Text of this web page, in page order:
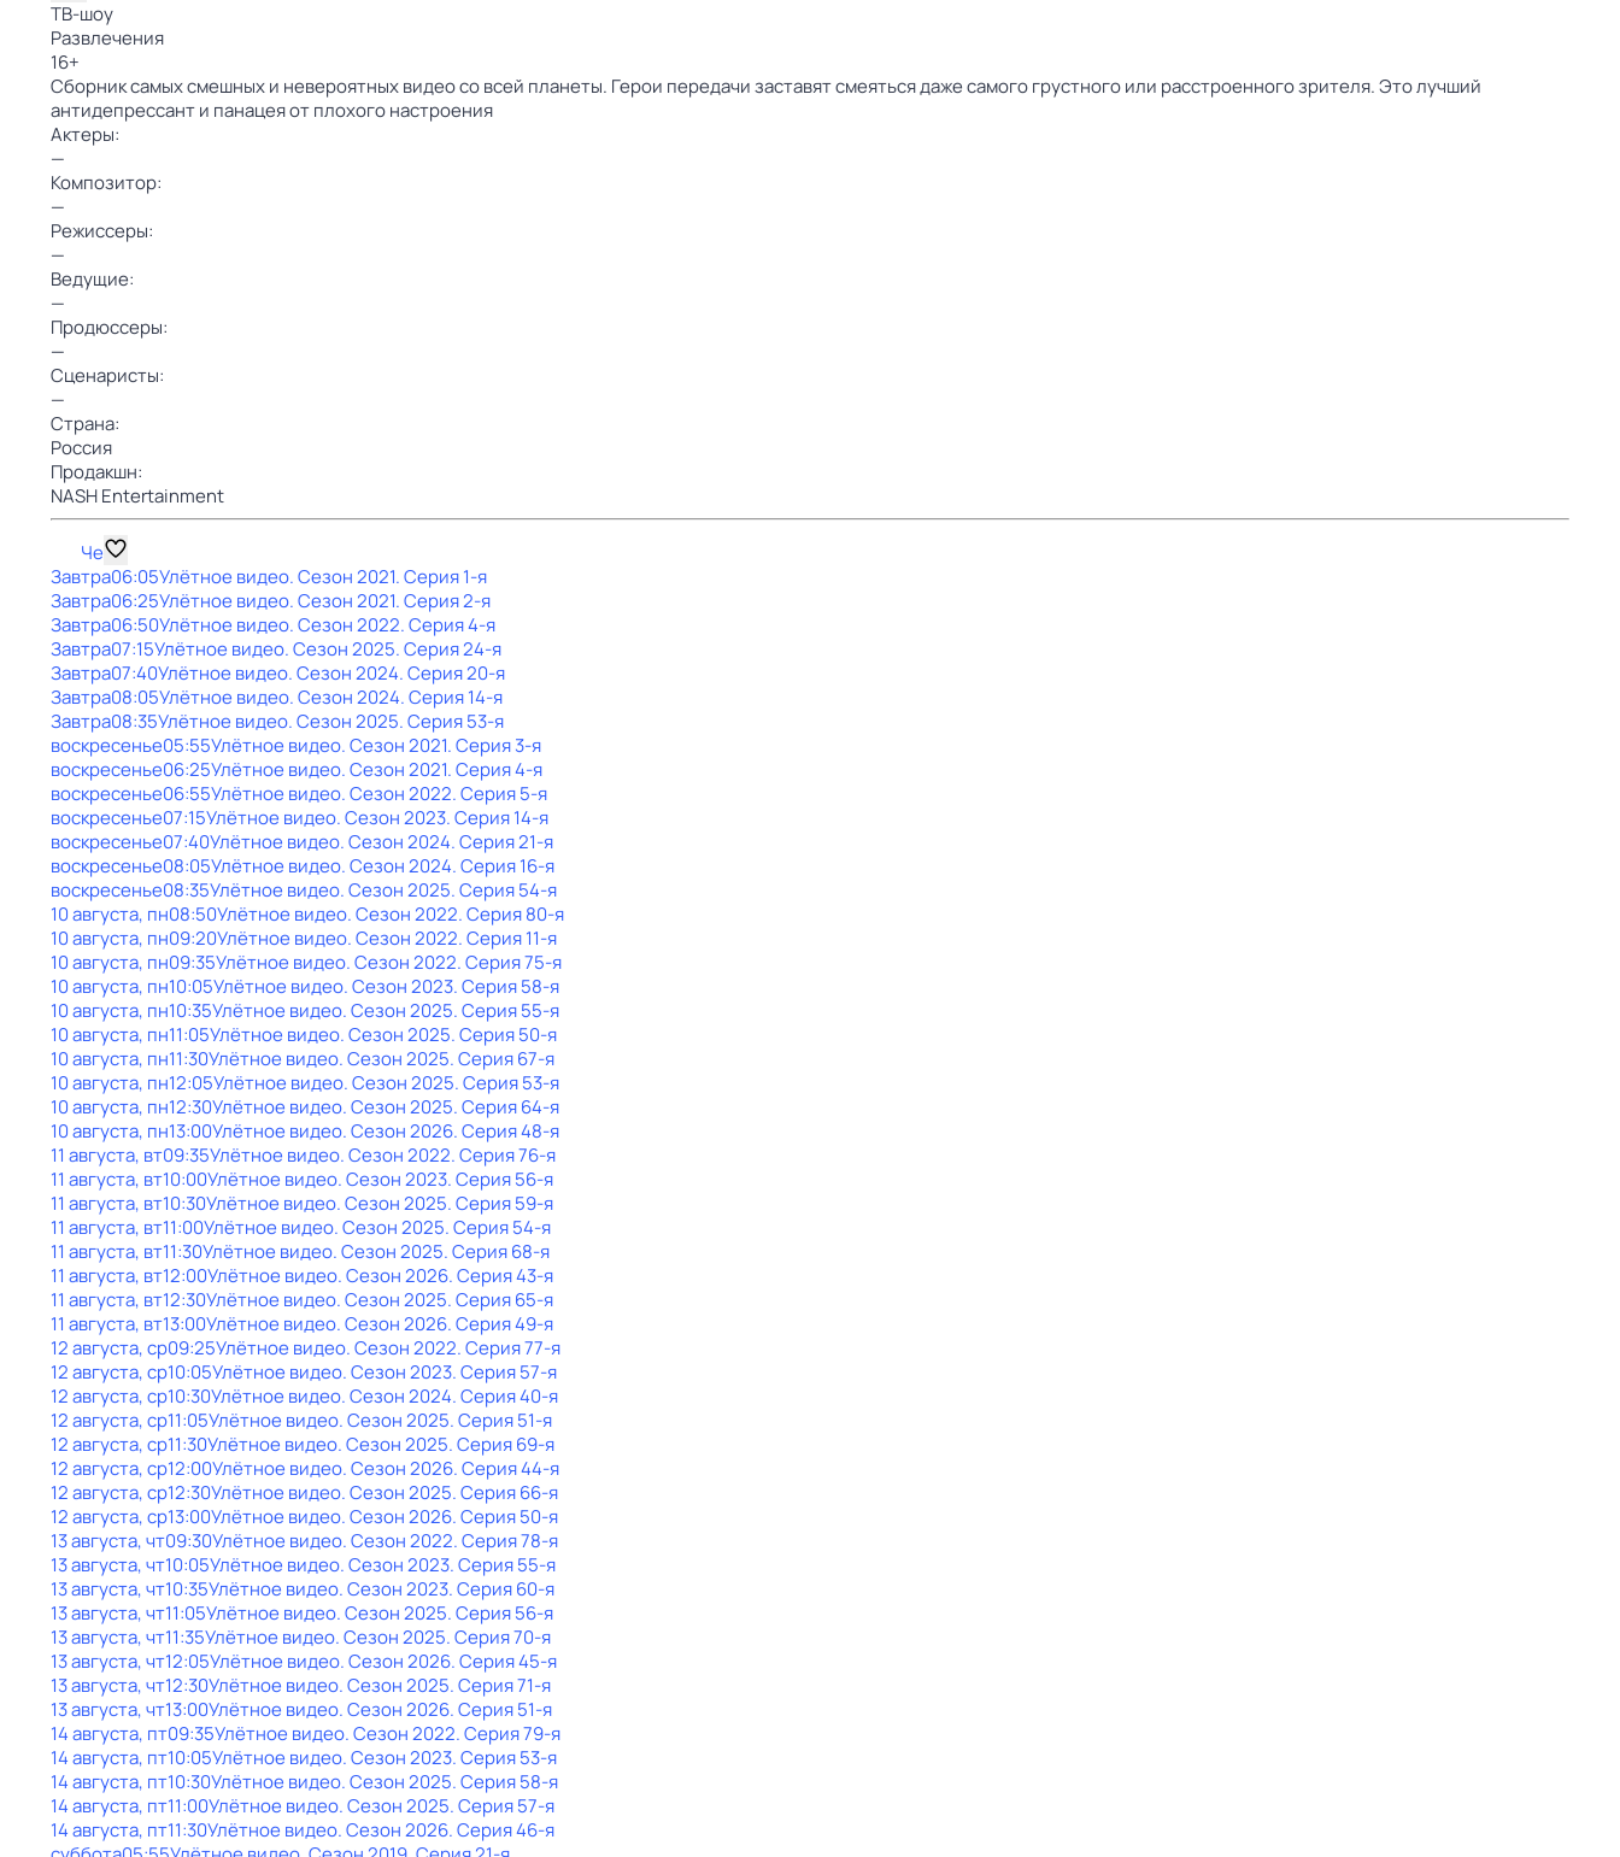
ТВ-шоу
Развлечения
16+
Сборник самых смешных и невероятных видео со всей планеты. Герои передачи заставят смеяться даже самого грустного или расстроенного зрителя. Это лучший
антидепрессант и панацея от плохого настроения
Актеры:
—
Композитор:
—
Режиссеры:
—
Ведущие:
—
Продюссеры:
—
Сценаристы:
—
Страна:
Россия
Продакшн:
NASH Entertainment
Че
Завтра06:05Улётное видео. Сезон 2021. Серия 1-я
Завтра06:25Улётное видео. Сезон 2021. Серия 2-я
Завтра06:50Улётное видео. Сезон 2022. Серия 4-я
Завтра07:15Улётное видео. Сезон 2025. Серия 24-я
Завтра07:40Улётное видео. Сезон 2024. Серия 20-я
Завтра08:05Улётное видео. Сезон 2024. Серия 14-я
Завтра08:35Улётное видео. Сезон 2025. Серия 53-я
воскресенье05:55Улётное видео. Сезон 2021. Серия 3-я
воскресенье06:25Улётное видео. Сезон 2021. Серия 4-я
воскресенье06:55Улётное видео. Сезон 2022. Серия 5-я
воскресенье07:15Улётное видео. Сезон 2023. Серия 14-я
воскресенье07:40Улётное видео. Сезон 2024. Серия 21-я
воскресенье08:05Улётное видео. Сезон 2024. Серия 16-я
воскресенье08:35Улётное видео. Сезон 2025. Серия 54-я
10 августа, пн08:50Улётное видео. Сезон 2022. Серия 80-я
10 августа, пн09:20Улётное видео. Сезон 2022. Серия 11-я
10 августа, пн09:35Улётное видео. Сезон 2022. Серия 75-я
10 августа, пн10:05Улётное видео. Сезон 2023. Серия 58-я
10 августа, пн10:35Улётное видео. Сезон 2025. Серия 55-я
10 августа, пн11:05Улётное видео. Сезон 2025. Серия 50-я
10 августа, пн11:30Улётное видео. Сезон 2025. Серия 67-я
10 августа, пн12:05Улётное видео. Сезон 2025. Серия 53-я
10 августа, пн12:30Улётное видео. Сезон 2025. Серия 64-я
10 августа, пн13:00Улётное видео. Сезон 2026. Серия 48-я
11 августа, вт09:35Улётное видео. Сезон 2022. Серия 76-я
11 августа, вт10:00Улётное видео. Сезон 2023. Серия 56-я
11 августа, вт10:30Улётное видео. Сезон 2025. Серия 59-я
11 августа, вт11:00Улётное видео. Сезон 2025. Серия 54-я
11 августа, вт11:30Улётное видео. Сезон 2025. Серия 68-я
11 августа, вт12:00Улётное видео. Сезон 2026. Серия 43-я
11 августа, вт12:30Улётное видео. Сезон 2025. Серия 65-я
11 августа, вт13:00Улётное видео. Сезон 2026. Серия 49-я
12 августа, ср09:25Улётное видео. Сезон 2022. Серия 77-я
12 августа, ср10:05Улётное видео. Сезон 2023. Серия 57-я
12 августа, ср10:30Улётное видео. Сезон 2024. Серия 40-я
12 августа, ср11:05Улётное видео. Сезон 2025. Серия 51-я
12 августа, ср11:30Улётное видео. Сезон 2025. Серия 69-я
12 августа, ср12:00Улётное видео. Сезон 2026. Серия 44-я
12 августа, ср12:30Улётное видео. Сезон 2025. Серия 66-я
12 августа, ср13:00Улётное видео. Сезон 2026. Серия 50-я
13 августа, чт09:30Улётное видео. Сезон 2022. Серия 78-я
13 августа, чт10:05Улётное видео. Сезон 2023. Серия 55-я
13 августа, чт10:35Улётное видео. Сезон 2023. Серия 60-я
13 августа, чт11:05Улётное видео. Сезон 2025. Серия 56-я
13 августа, чт11:35Улётное видео. Сезон 2025. Серия 70-я
13 августа, чт12:05Улётное видео. Сезон 2026. Серия 45-я
13 августа, чт12:30Улётное видео. Сезон 2025. Серия 71-я
13 августа, чт13:00Улётное видео. Сезон 2026. Серия 51-я
14 августа, пт09:35Улётное видео. Сезон 2022. Серия 79-я
14 августа, пт10:05Улётное видео. Сезон 2023. Серия 53-я
14 августа, пт10:30Улётное видео. Сезон 2025. Серия 58-я
14 августа, пт11:00Улётное видео. Сезон 2025. Серия 57-я
14 августа, пт11:30Улётное видео. Сезон 2026. Серия 46-я